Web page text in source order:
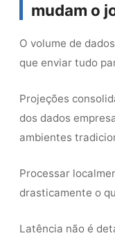
mudam o
O volume de
que enviar tudo
Projeções
dos dados
ambientes
Processar
drasticamente o
Latência não é